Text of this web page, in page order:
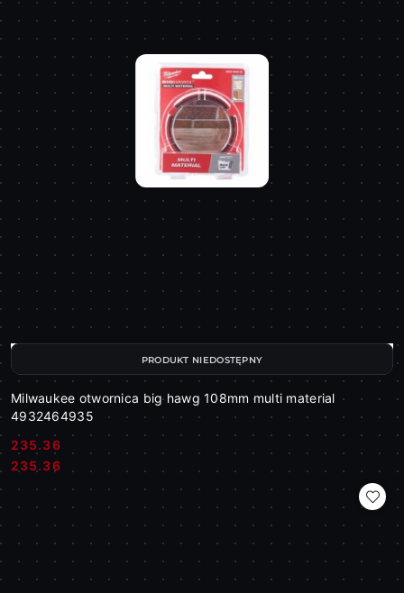
Milwaukee otwornica big hawg 108mm multi material
4932464935
Cena:
235.36
Cena:
235.36
PRODUKT NIEDOSTĘPNY